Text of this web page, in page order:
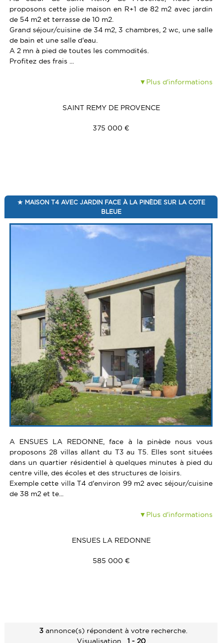
proposons cette jolie maison en R+1 de 82 m2 avec jardin
de 54 m2 et terrasse de 10 m2.
Grand séjour/cuisine de 34 m2, 3 chambres, 2 wc, une salle
de bain et une salle d'eau.
A 2 mn à pied de toutes les commodités.
Profitez des frais ...
Plus d'informations
SAINT REMY DE PROVENCE
375 000 €
MAISON T4 AVEC JARDIN FACE À LA PINÈDE SUR LA COTE
BLEUE
A ENSUES LA REDONNE, face à la pinède nous vous
proposons 28 villas allant du T3 au T5. Elles sont situées
dans un quartier résidentiel à quelques minutes à pied du
centre ville, des écoles et des structures de loisirs.
Exemple cette villa T4 d'environ 99 m2 avec séjour/cuisine
de 38 m2 et te...
Plus d'informations
ENSUES LA REDONNE
585 000 €
3 annonce(s) répondent à votre recherche.
Visualisation
1 - 20